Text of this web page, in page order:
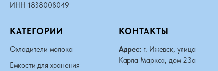
ИНН 1838008049
КАТЕГОРИИ
Охладители молока
Емкости для хранения
КОНТАКТЫ
Адрес: г. Ижевск, улица
Карла Маркса, дом 23а